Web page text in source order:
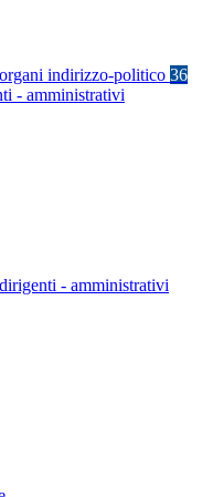
indirizzo-politico 36
- amministrativi
- amministrativi